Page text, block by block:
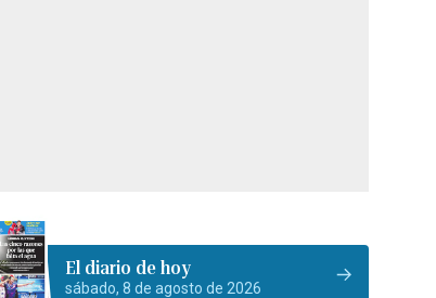
El diario de hoy
sábado, 8 de agosto de 2026